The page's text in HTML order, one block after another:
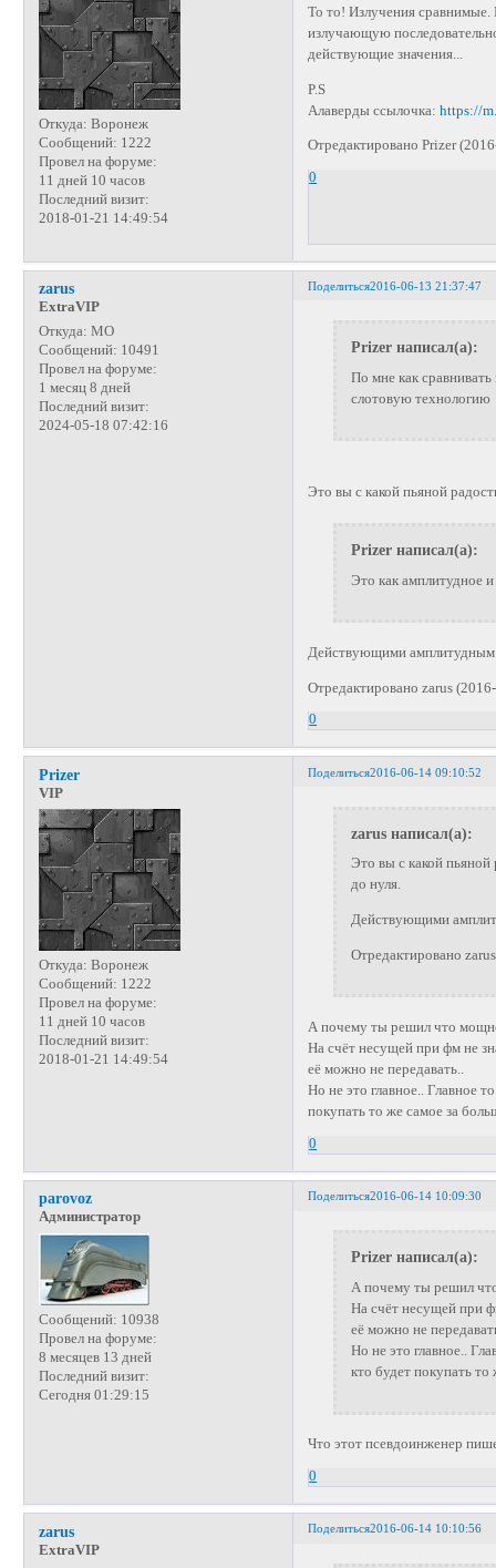
Откуда: Воронеж
Сообщений: 1222
Провел на форуме:
11 дней 10 часов
Последний визит:
2018-01-21 14:49:54
То то! Излучения сравнимые.
излучающую
действующие значения...
P.S
Алаверды ссылочка:https://
Отредактировано Prizer
0
Поделиться2016-06-13 21:37:47
zarus
ExtraVIP
Откуда: МО
Сообщений: 10491
Провел на форуме:
1 месяц 8 дней
Последний визит:
2024-05-18 07:42:16
Prizer написал(а):
По мне как
слотовую технологию
Это вы с какой пьяной
Prizer написал(а):
Это как амплитудное
Действующими амплитудным
Отредактировано zarus
0
Поделиться2016-06-14 09:10:52
Prizer
VIP
Откуда: Воронеж
Сообщений: 1222
Провел на форуме:
11 дней 10 часов
Последний визит:
2018-01-21 14:49:54
zarus написал(а):
Это вы с какой
до нуля.
Действующими
Отредактировано
А почему ты решил что
На счёт несущей при фм не
её можно не передавать..
Но не это главное.. Главное
покупать то же самое за
0
Поделиться2016-06-14 10:09:30
parovoz
Администратор
Сообщений: 10938
Провел на форуме:
8 месяцев 13 дней
Последний визит:
Сегодня 01:29:15
Prizer написал(а):
А почему ты решил
На счёт несущей при
её можно не
Но не это главное..
кто будет покупать
Что этот псевдоинженер
0
Поделиться2016-06-14 10:10:56
zarus
ExtraVIP